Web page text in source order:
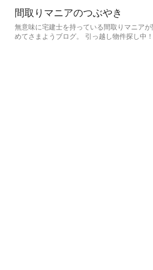
間取りマニアのつぶやき
無意味に宅建士を持っている間取りマニア
めてさまようブログ。 引っ越し物件探し中！